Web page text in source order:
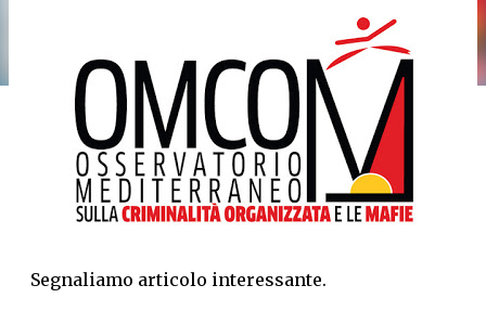
Segnaliamo articolo interessante.